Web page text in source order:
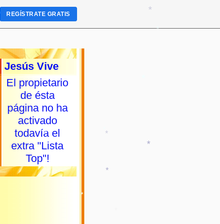
Jesús Vive
El propietario
de ésta
página no ha
activado
todavía el
extra "Lista
Top"!
REGÍSTRATE GRATIS
* *